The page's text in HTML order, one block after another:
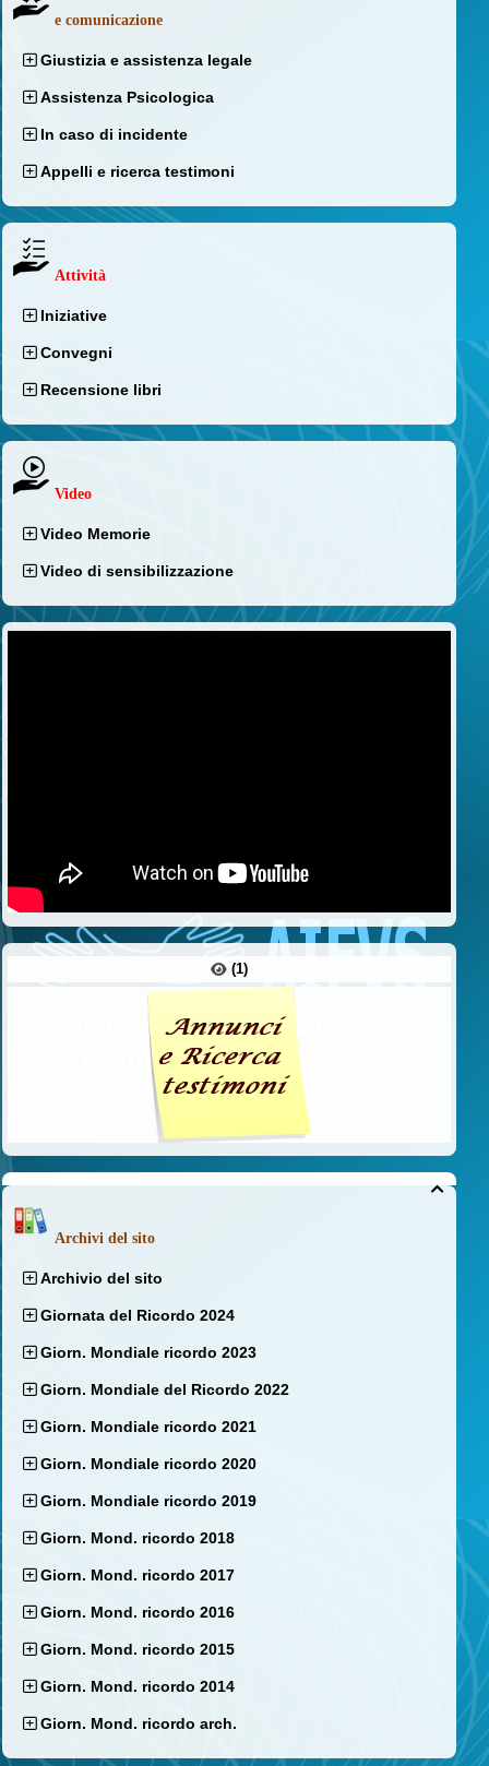
e comunicazione
Giustizia e assistenza legale
Assistenza Psicologica
In caso di incidente
Appelli e ricerca testimoni
Attività
Iniziative
Convegni
Recensione libri
Video
Video Memorie
Video di sensibilizzazione
(1)

Archivi del sito
Archivio del sito
Giornata del Ricordo 2024
Giorn. Mondiale ricordo 2023
Giorn. Mondiale del Ricordo 2022
Giorn. Mondiale ricordo 2021
Giorn. Mondiale ricordo 2020
Giorn. Mondiale ricordo 2019
Giorn. Mond. ricordo 2018
Giorn. Mond. ricordo 2017
Giorn. Mond. ricordo 2016
Giorn. Mond. ricordo 2015
Giorn. Mond. ricordo 2014
Giorn. Mond. ricordo arch.